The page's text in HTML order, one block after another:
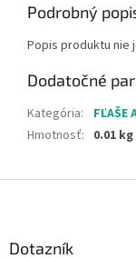
Podrobný
Popis produktu nie
Dodatočné
Kategória:
FĽAŠE
Hmotnosť: 0.01 kg
Dotazník